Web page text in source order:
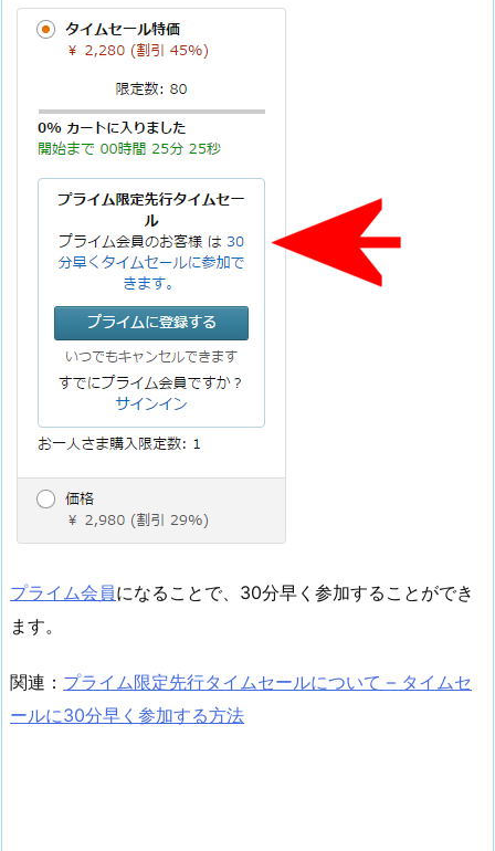
プライム会員になることで、30分早く参加することができ
ます。
関連： プライム限定先行タイムセールについて – タイムセ
ールに30分早く参加する方法